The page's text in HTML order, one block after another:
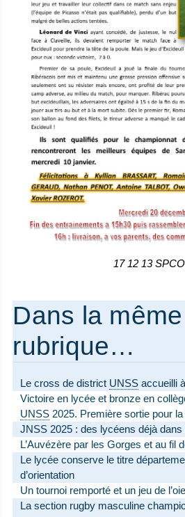
17 12 13
Dans la même
rubrique…
Le cross de district UNSSaccueilli
Victoire en lycée et bronze en
UNSS2025. Première sortie pour
JNSS 2025 : des lycéens déjà dans
L’Auvézère par les Gorges et au fil
Le lycée conserve le titre
d’orientation
Un tournoi remporté et un jeu de
La section rugby masculine